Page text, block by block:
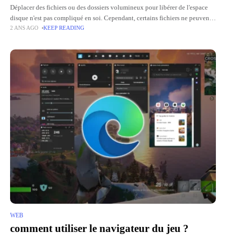
Déplacer des fichiers ou des dossiers volumineux pour libérer de l'espace
disque n'est pas compliqué en soi. Cependant, certains fichiers ne peuvent
pas être déplacés aussi facilement qu'avec un simple
2 ANS AGO KEEP READING
WEB
comment utiliser le navigateur du jeu ?